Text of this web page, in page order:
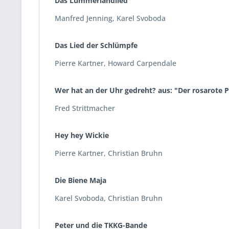
Manfred Jenning, Karel Svoboda
Das Lied der Schlümpfe
Pierre Kartner, Howard Carpendale
Wer hat an der Uhr gedreht? aus: "Der rosarote
Fred Strittmacher
Hey hey Wickie
Pierre Kartner, Christian Bruhn
Die Biene Maja
Karel Svoboda, Christian Bruhn
Peter und die TKKG-Bande